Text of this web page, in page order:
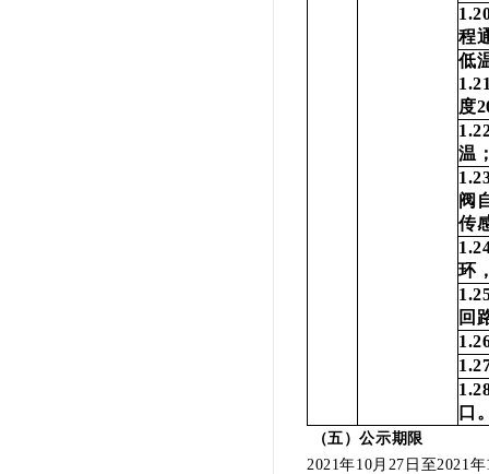
程
低
度
温
阀
传
环
回
口
（五）公示期限
2021年10月27日至2021